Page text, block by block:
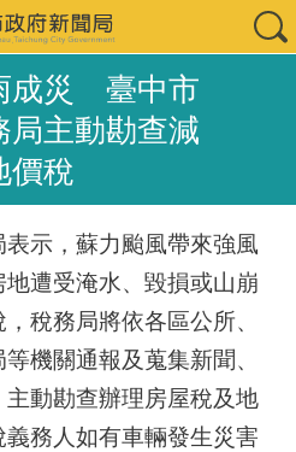
成災 臺中市
局主動勘查減
價稅
示，蘇力颱風帶來強風
遭受淹水、毀損或山崩
稅務局將依各區公所、
機關通報及蒐集新聞、
動勘查辦理房屋稅及地
務人如有車輛發生災害